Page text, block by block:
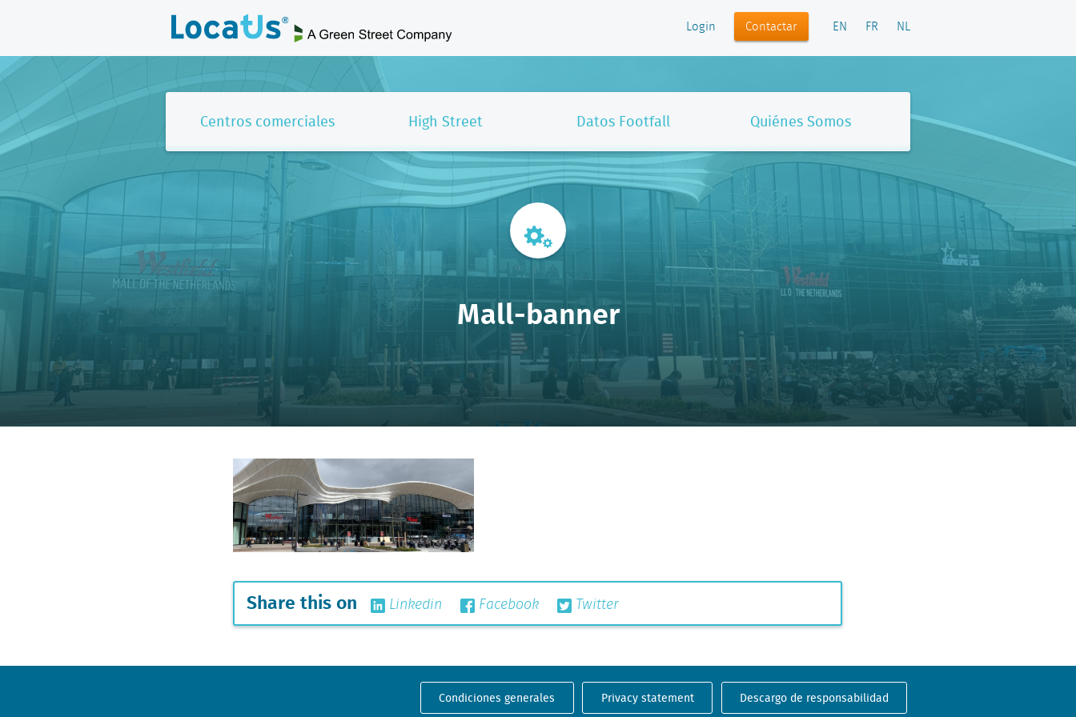
Login Contactar EN FR NL
Centros comerciales High Street Datos Footfall Quiénes Somos
Mall-banner
Share this on Linkedin Facebook Twitter
Condiciones generales Privacy statement Descargo de responsabilidad